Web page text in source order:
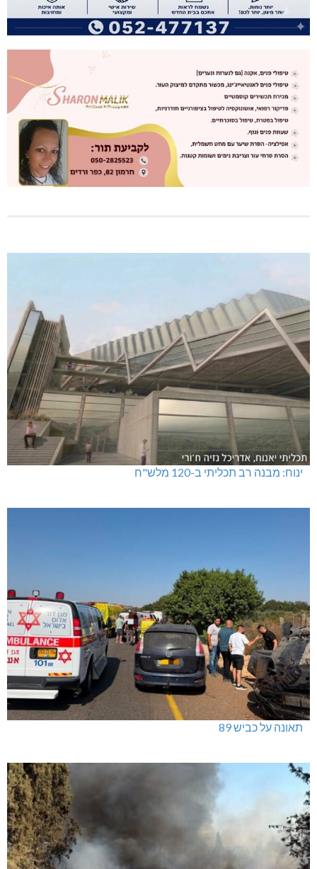
ינוח: מבנה רב תכליתי ב-120 מלש"ח
תאונה על כביש 89